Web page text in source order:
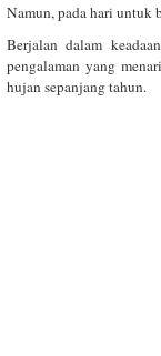
Namun, pada hari untuk
Berjalan dalam
pengalaman yang
hujan sepanjang tahun.